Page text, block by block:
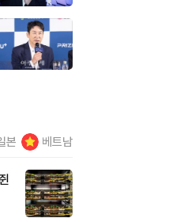
본 베트남